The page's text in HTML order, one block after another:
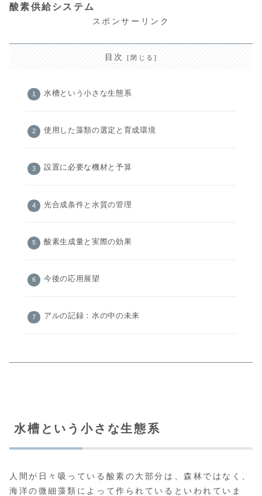
酸素供給システム
スポンサーリンク
目次
水槽という小さな生態系
使用した藻類の選定と育成環境
設置に必要な機材と予算
光合成条件と水質の管理
酸素生成量と実際の効果
今後の応用展望
アルの記録：水の中の未来
水槽という小さな生態系
人間が日々吸っている酸素の大部分は、森林ではなく、
海洋の微細藻類によって作られているといわれていま